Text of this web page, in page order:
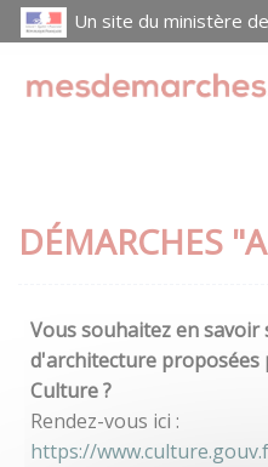
Un site du ministère
DÉMARCHES
Vous souhaitez en savoir
d'architecture proposées
Culture ?
Rendez-vous ici :
https://